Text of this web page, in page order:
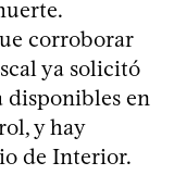
corroborar
ya solicitó
disponibles en
y hay
de Interior.